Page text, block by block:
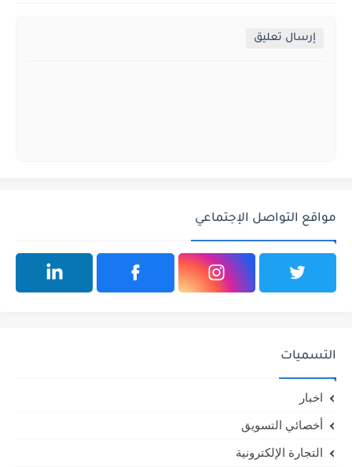
إرسال تعليق
مواقع التواصل الإجتماعي
التسميات
اخبار
أخصائي التسويق
التجارة الإلكترونية